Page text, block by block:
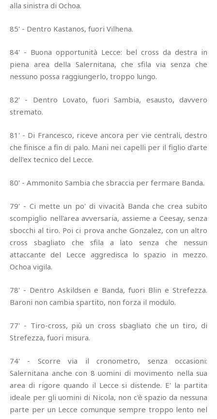
alla sinistra di Ochoa.
85' - Dentro Kastanos, fuori Vilhena.
84' - Buona opportunità Lecce: bel cross da destra in
piena area della Salernitana, che sfila via senza che
nessuno possa raggiungerlo, troppo lungo.
82' - Dentro Lovato, fuori Sambia, esausto, davvero
stremato.
81' - Di Francesco, riceve ancora per vie centrali, destro
che finisce a fin di palo. Mani nei capelli per il figlio d'arte
dell'ex tecnico del Lecce.
80' - Ammonito Sambia che sbraccia per fermare Banda.
79' - Ci mette un po' di vivacità Banda che crea subito
scompiglio nell'area avversaria, assieme a Ceesay, senza
sbocchi al tiro. Poi ci prova anche Gonzalez, con un altro
cross sbagliato che sfila a lato senza che nessun
attaccante del Lecce aggredisca lo spazio in mezzo.
Ochoa vigila.
78' - Dentro Askildsen e Banda, fuori Blin e Strefezza.
Baroni non cambia spartito, non forza il modulo.
77' - Tiro-cross, più un cross sbagliato che un tiro, di
Strefezza, fuori misura.
74' - Scorre via il cronometro, senza occasioni:
Salernitana anche con 8 uomini di movimento nella sua
area di rigore quando il Lecce si distende. E' la partita
ideale per gli uomini di Nicola, non c'è spazio da nessuna
parte per un Lecce comunque sempre troppo lento nel